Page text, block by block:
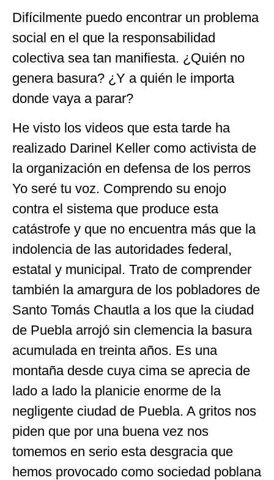
Difícilmente puedo encontrar un problema
social en el que la responsabilidad
colectiva sea tan manifiesta. ¿Quién no
genera basura? ¿Y a quién le importa
donde vaya a parar?
He visto los videos que esta tarde ha
realizado Darinel Keller como activista de
la organización en defensa de los perros
Yo seré tu voz. Comprendo su enojo
contra el sistema que produce esta
catástrofe y que no encuentra más que la
indolencia de las autoridades federal,
estatal y municipal. Trato de comprender
también la amargura de los pobladores de
Santo Tomás Chautla a los que la ciudad
de Puebla arrojó sin clemencia la basura
acumulada en treinta años. Es una
montaña desde cuya cima se aprecia de
lado a lado la planicie enorme de la
negligente ciudad de Puebla. A gritos nos
piden que por una buena vez nos
tomemos en serio esta desgracia que
hemos provocado como sociedad poblana